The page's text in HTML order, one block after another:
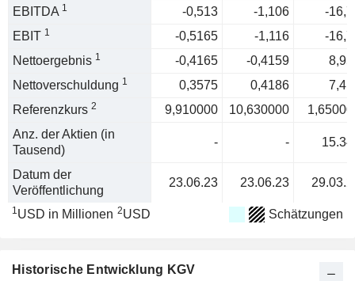
EBITDA 1 -0,513 -1,106
-
EBIT 1 -0,5165 -1,116
-
Nettoergebnis 1 -0,4165 -0,4159
Nettoverschuldung 1 0,3575 0,4186
Referenzkurs 2 9,910000 10,630000
Anz. der Aktien (in
Tausend)
- -
Datum der
Veröffentlichung
23.06.23 23.06.23
1USD in Millionen 2USD Schätzungen
Historische Entwicklung KGV